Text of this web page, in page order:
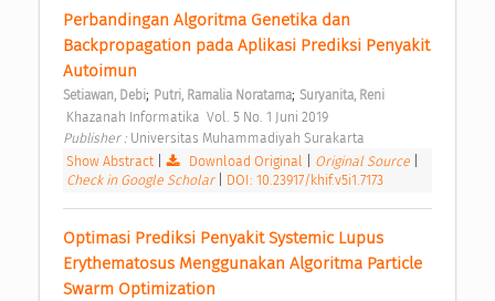
Perbandingan Algoritma Genetika dan
Backpropagation pada Aplikasi Prediksi Penyakit
Autoimun
Setiawan, Debi; Putri, Ramalia Noratama; Suryanita, Reni
Khazanah Informatika  Vol. 5 No. 1 Juni 2019
Publisher : Universitas Muhammadiyah Surakarta
Show Abstract
Download Original Original Source
Check in Google Scholar
DOI: 10.23917/khif.v5i1.7173
Optimasi Prediksi Penyakit Systemic Lupus
Erythematosus Menggunakan Algoritma Particle
Swarm Optimization